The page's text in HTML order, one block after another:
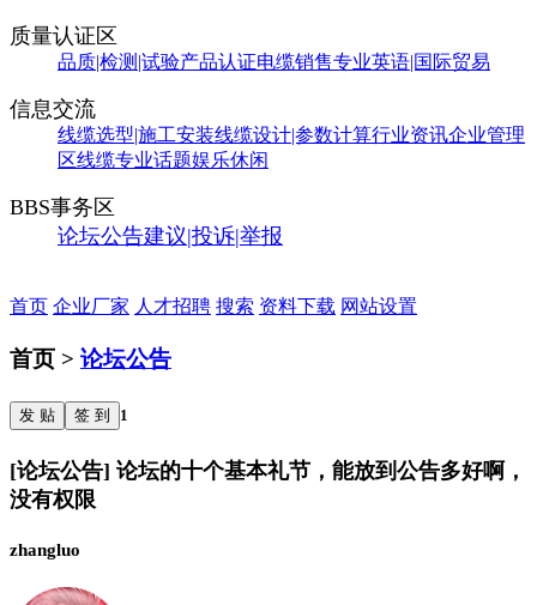
质量认证区
品质|检测|试验产品认证电缆销售专业英语|国际贸易
信息交流
线缆选型|施工安装线缆设计|参数计算行业资讯企业管理
区线缆专业话题娱乐休闲
BBS事务区
论坛公告建议|投诉|举报
首页 企业厂家 人才招聘 搜索 资料下载 网站设置
首页 > 论坛公告
发 贴 签 到 1
[论坛公告] 论坛的十个基本礼节，能放到公告多好啊，
没有权限
zhangluo